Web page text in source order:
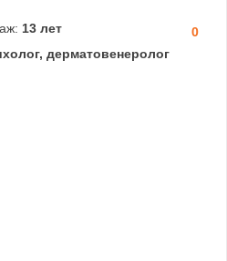
0
13 лет
дерматовенеролог